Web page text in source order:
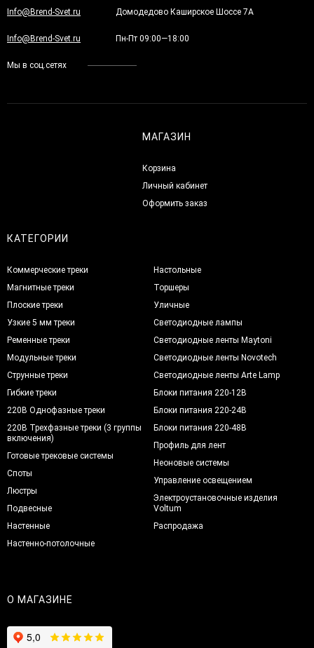
Info@Brend-Svet.ru Домодедово Каширское Шоссе 7А
Info@Brend-Svet.ru Пн-Пт 09:00—18:00
Мы в соц.сетях
МАГАЗИН
Корзина
Личный кабинет
Оформить заказ
КАТЕГОРИИ
Коммерческие треки
Магнитные треки
Плоские треки
Узкие 5 мм треки
Ременные треки
Модульные треки
Струнные треки
Гибкие треки
220В Однофазные треки
220В Трехфазные треки (3 группы
включения)
Готовые трековые системы
Споты
Люстры
Подвесные
Настенные
Настенно-потолочные
Настольные
Торшеры
Уличные
Светодиодные лампы
Светодиодные ленты Maytoni
Светодиодные ленты Novotech
Светодиодные ленты Arte Lamp
Блоки питания 220-12В
Блоки питания 220-24В
Блоки питания 220-48В
Профиль для лент
Неоновые системы
Управление освещением
Электроустановочные изделия
Voltum
Распродажа
О МАГАЗИНЕ